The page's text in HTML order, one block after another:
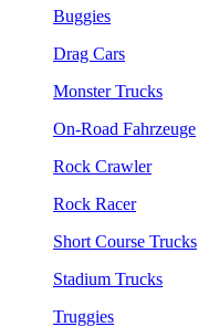
Buggies
Drag Cars
Monster Trucks
On-Road Fahrzeuge
Rock Crawler
Rock Racer
Short Course Trucks
Stadium Trucks
Truggies